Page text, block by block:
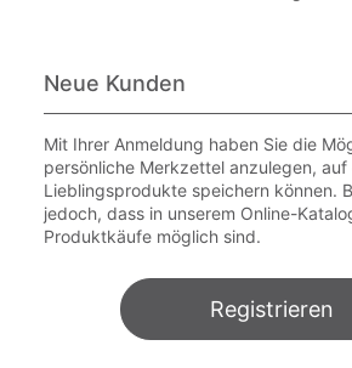
Neue Kunden
Mit Ihrer Anmeldung haben Sie die
persönliche Merkzettel anzulegen, auf
Lieblingsprodukte speichern können.
jedoch, dass in unserem Online-
Produktkäufe möglich sind.
Registrieren